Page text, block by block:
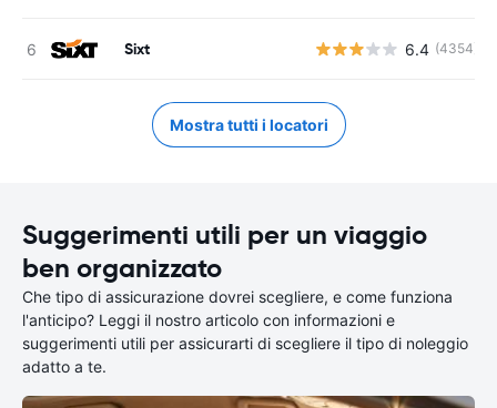
Sixt 6.4 (4354)
Mostra tutti i locatori
Suggerimenti utili per un viaggio
ben organizzato
Che tipo di assicurazione dovrei scegliere, e come funziona
l'anticipo? Leggi il nostro articolo con informazioni e
suggerimenti utili per assicurarti di scegliere il tipo di noleggio
adatto a te.